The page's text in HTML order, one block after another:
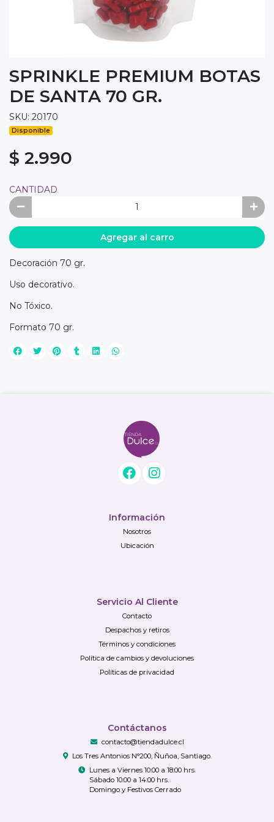
SPRINKLE PREMIUM BOTAS
DE SANTA 70 GR.
SKU: 20170
Disponible
$ 2.990
CANTIDAD
Agregar al carro
Decoración 70 gr.
Uso decorativo.
No Tóxico.
Formato 70 gr.
Información
Nosotros
Ubicación
Servicio Al Cliente
Contacto
Despachos y retiros
Términos y condiciones
Política de cambios y devoluciones
Políticas de privacidad
Contáctanos
contacto@tiendadulce.cl
Los Tres Antonios N°200, Ñuñoa, Santiago.
Lunes a Viernes 10:00 a 18:00 hrs.
Sábado 10:00 a 14:00 hrs.
Domingo y Festivos Cerrado